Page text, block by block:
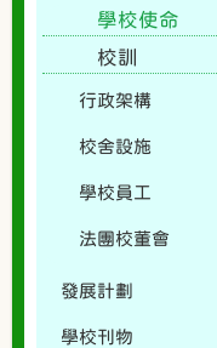
學校使命
校訓
行政架構
校舍設施
學校員工
法團校董會
發展計劃
學校刊物